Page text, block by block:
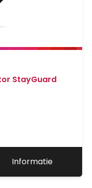
StayGuard
Informatie